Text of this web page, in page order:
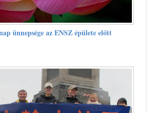
ünnepsége az ENSZ épülete előtt